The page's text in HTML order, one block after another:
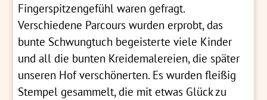
Fingerspitzengefühl waren gefragt.
Verschiedene Parcours wurden erprobt, das
bunte Schwungtuch begeisterte viele Kinder
und all die bunten Kreidemalereien, die später
unseren Hof verschönerten. Es wurden fleißig
Stempel gesammelt, die mit etwas Glück zu